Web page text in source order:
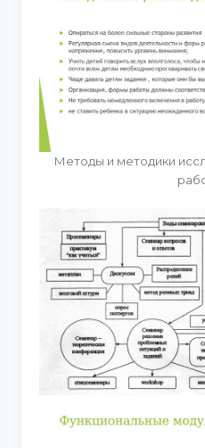
Методы и методики